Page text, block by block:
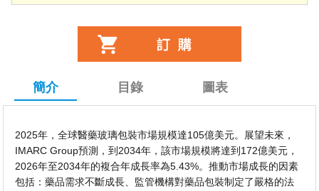
簡介 目錄 圖表
2025年，全球醫藥玻璃包裝市場規模達105億美元。展望未來，
IMARC Group預測，到2034年，該市場規模將達到172億美元，
2026年至2034年的複合年成長率為5.43%。推動市場成長的因素
包括：藥品需求不斷成長、監管機構對藥品包裝制定了嚴格的法